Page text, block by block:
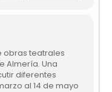
obras teatrales
Almería. Una
diferentes
al 14 de mayo